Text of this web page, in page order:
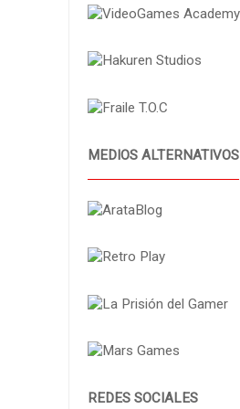
MEDIOS ALTERNATIVOS
REDES SOCIALES